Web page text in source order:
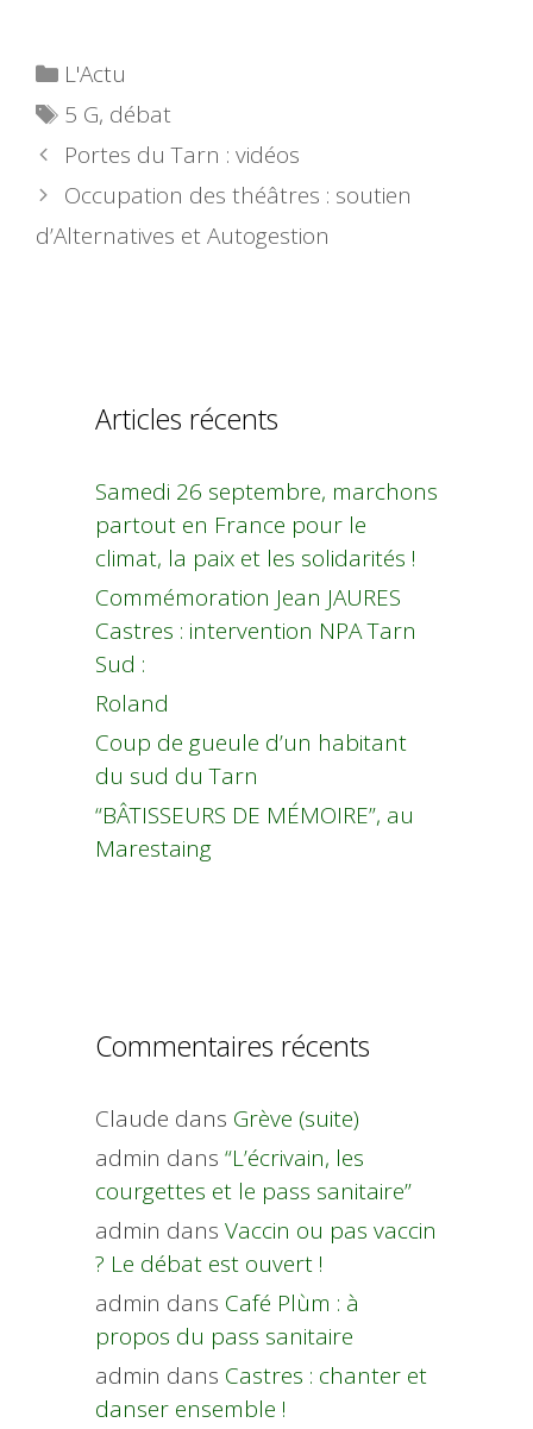
Catégories
L'Actu
Étiquettes
5 G, débat
Portes du Tarn : vidéos
Occupation des théâtres : soutien
d’Alternatives et Autogestion
Articles récents
Samedi 26 septembre, marchons
partout en France pour le
climat, la paix et les solidarités !
Commémoration Jean JAURES
Castres : intervention NPA Tarn
Sud :
Roland
Coup de gueule d’un habitant
du sud du Tarn
“BÂTISSEURS DE MÉMOIRE”, au
Marestaing
Commentaires récents
Claude dans Grève (suite)
admin dans “L’écrivain, les
courgettes et le pass sanitaire”
admin dans Vaccin ou pas vaccin
? Le débat est ouvert !
admin dans Café Plùm : à
propos du pass sanitaire
admin dans Castres : chanter et
danser ensemble !